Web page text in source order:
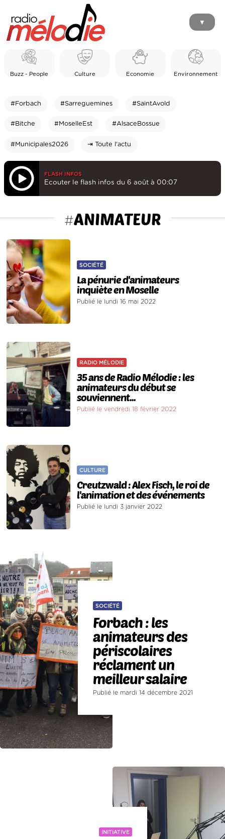
▼
Buzz - People Culture Economie Environnement
#Forbach #Sarreguemines #SaintAvold
#Bitche #MoselleEst #AlsaceBossue
#Municipales2026 ⇥ Toute l'actu
FLASH INFOS
Ecouter le flash infos du 6 août à 00:07
#ANIMATEUR
SOCIÉTÉ
La pénurie d'animateurs
inquiète en Moselle
Publié le lundi 16 mai 2022
RADIO MÉLODIE
35 ans de Radio Mélodie : les
animateurs du début se
souviennent...
Publié le vendredi 18 février 2022
CULTURE
Creutzwald : Alex Fisch, le roi de
l'animation et des événements
Publié le lundi 3 janvier 2022
SOCIÉTÉ
Forbach : les
animateurs des
périscolaires
réclament un
meilleur salaire
Publié le mardi 14 décembre 2021
INITIATIVE